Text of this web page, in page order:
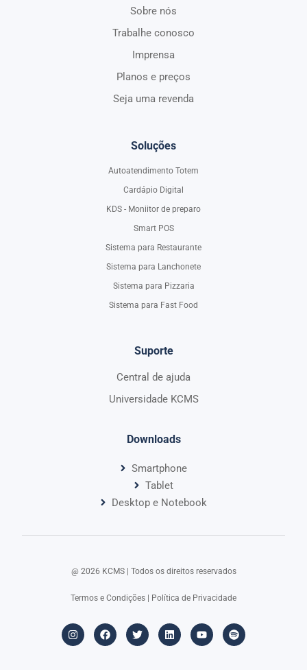
Sobre nós
Trabalhe conosco
Imprensa
Planos e preços
Seja uma revenda
Soluções
Autoatendimento Totem
Cardápio Digital
KDS - Moniitor de preparo
Smart POS
Sistema para Restaurante
Sistema para Lanchonete
Sistema para Pizzaria
Sistema para Fast Food
Suporte
Central de ajuda
Universidade KCMS
Downloads
Smartphone
Tablet
Desktop e Notebook
@ 2026 KCMS | Todos os direitos reservados​
Termos e Condições Política de Privacidade